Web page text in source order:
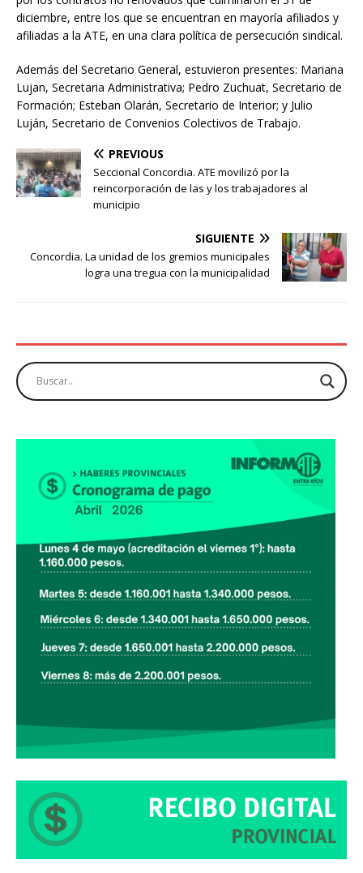
diciembre, entre los que se encuentran en mayoría afiliados y
afiliadas a la ATE, en una clara política de persecución sindical.
Además del Secretario General, estuvieron presentes: Mariana
Lujan, Secretaria Administrativa; Pedro Zuchuat, Secretario de
Formación; Esteban Olarán, Secretario de Interior; y Julio
Luján, Secretario de Convenios Colectivos de Trabajo.
PREVIOUS
Seccional Concordia. ATE movilizó por la
reincorporación de las y los trabajadores al
municipio
SIGUIENTE
Concordia. La unidad de los gremios municipales
logra una tregua con la municipalidad